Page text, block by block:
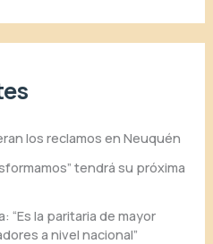
los reclamos en Neuquén
tendrá su próxima
la paritaria de mayor
a nivel nacional”